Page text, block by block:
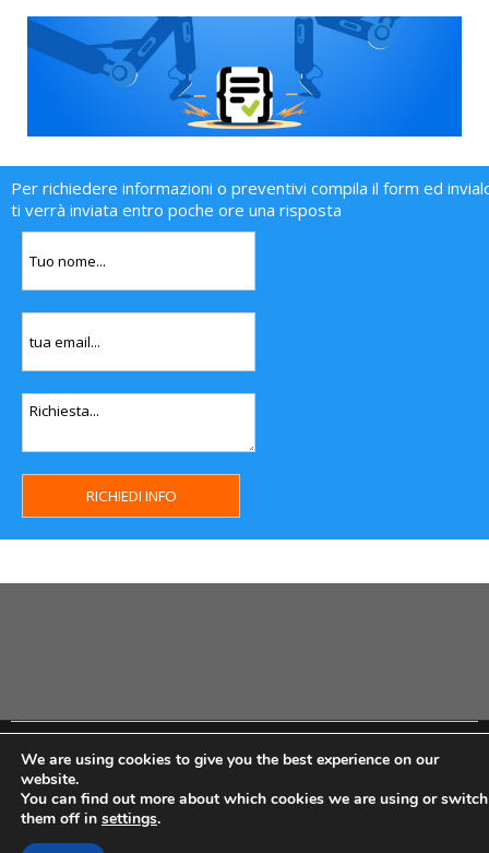
Per richiedere informazioni o preventivi compila il form ed
ti verrà inviata entro poche ore una risposta
Copyright MHWeb © 2018 - Privacy & GDPR - Cookie Policy -
We are using cookies to give you the best experience on our
website.
You can find out more about which cookies we are using or switch
them off in settings.